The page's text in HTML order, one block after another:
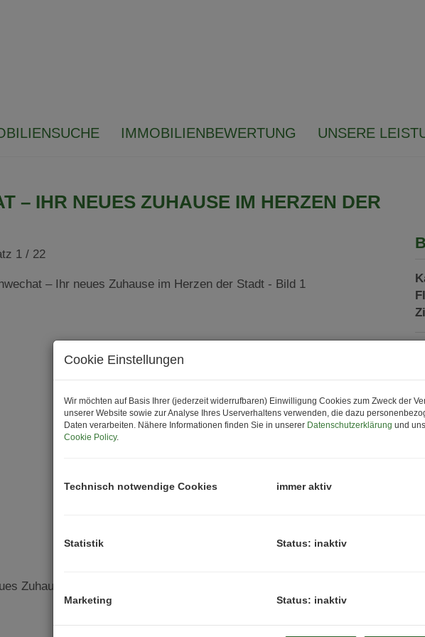
IMMOBILIENBEWERTUNG UNSERE
– IHR NEUES ZUHAUSE IM HERZEN DER
1 / 22
Cookie Einstellungen
Wir möchten auf Basis Ihrer (jederzeit widerrufbaren) Einwilligung Cookies zum Zweck der
unserer Website sowie zur Analyse Ihres Userverhaltens verwenden, die dazu
Daten verarbeiten. Nähere Informationen finden Sie in unserer Datenschutzerklärung und
Cookie Policy.
Technisch notwendige Cookies immer aktiv
Statistik Status: inaktiv
Marketing Status: inaktiv